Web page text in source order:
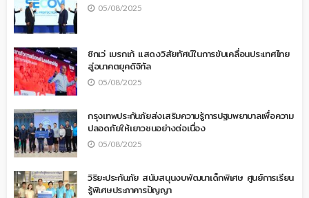
05/08/2025
ซิกเว่ เบรกเก้ แสดงวิสัยทัศน์ในการขับเคลื่อนประเทศไทย
สู่อนาคตยุคดิจิทัล
05/08/2025
กรุงเทพประกันภัยส่งเสริมความรู้การปฐมพยาบาลเพื่อความ
ปลอดภัยให้เยาวชนอย่างต่อเนื่อง
05/08/2025
วิริยะประกันภัย สนับสนุนงบพัฒนาเด็กพิเศษ ศูนย์การเรียน
รู้พิเศษประภาคารปัญญา